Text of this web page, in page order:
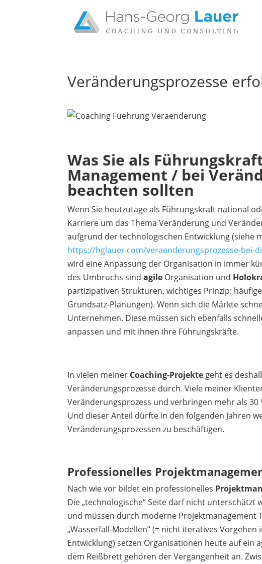
Veränderungsprozesse
Was Sie als
Management / bei
beachten sollten
Wenn Sie heutzutage als Führungskraft national
Karriere um das Thema Veränderung und
aufgrund der technologischen Entwicklung (siehe
https://hglauer.com/veraenderungsprozesse-bei-
wird eine Anpassung der Organisation in immer
des Umbruchs sindagile Organisation und
partizipativen Strukturen, wichtiges Prinzip:
Grundsatz-Planungen). Wenn sich die Märkte
Unternehmen. Diese müssen sich ebenfalls
anpassen und mit ihnen ihre Führungskräfte.
In vielen meiner Coaching-Projekte geht es
Veränderungsprozesse durch. Viele meiner
Veränderungsprozess und verbringen mehr als
Und dieser Anteil dürfte in den folgenden Jahren
Veränderungsprozessen zu beschäftigen.
Professionelles
Nach wie vor bildet ein professionelles
Die „technologische“ Seite darf nicht
und müssen durch moderne Projektmanagement
„Wasserfall-Modellen“ (= nicht iteratives
Entwicklung) setzen Organisationen heute auf ein
dem Reißbrett gehören der Vergangenheit an.